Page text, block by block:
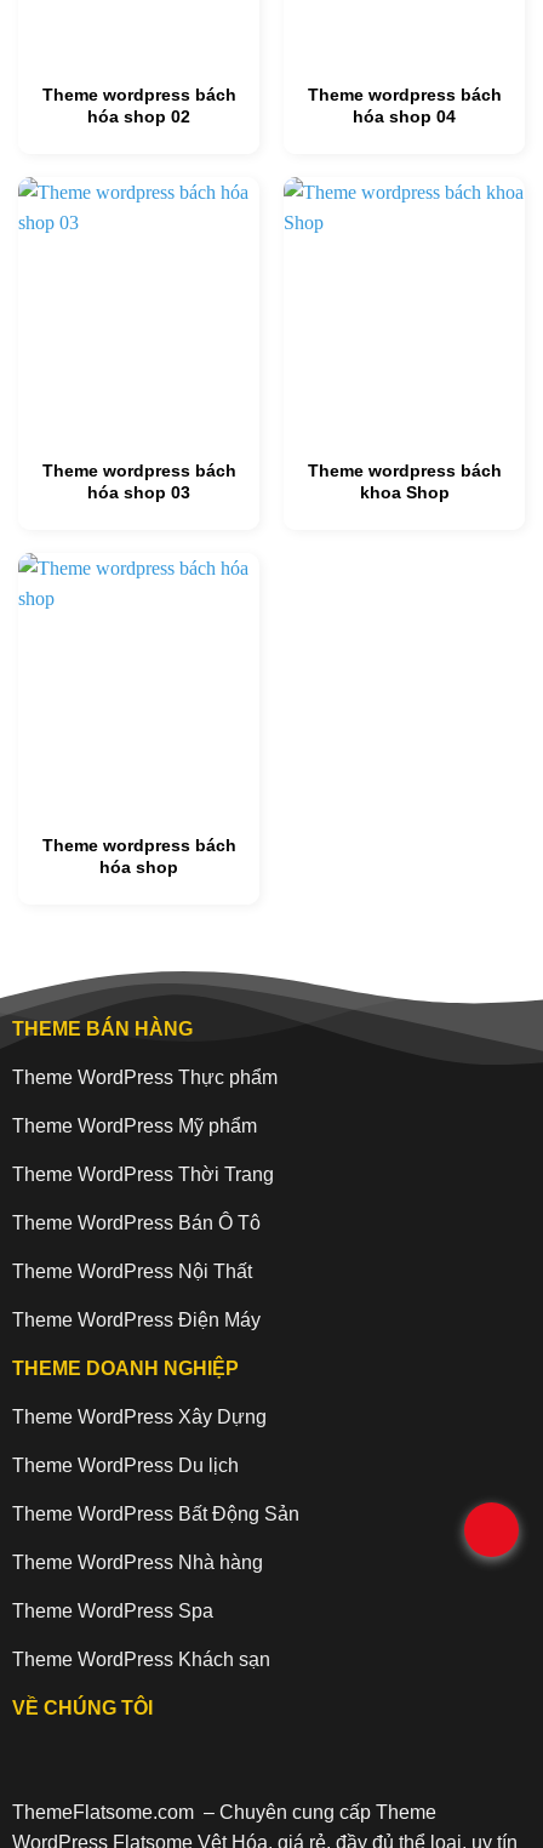
Theme wordpress bách
hóa shop 02
Theme wordpress bách
hóa shop 04
Theme wordpress bách
hóa shop 03
Theme wordpress bách
khoa Shop
Theme wordpress bách
hóa shop
THEME BÁN HÀNG
Theme WordPress Thực phẩm
Theme WordPress Mỹ phẩm
Theme WordPress Thời Trang
Theme WordPress Bán Ô Tô
Theme WordPress Nội Thất
Theme WordPress Điện Máy
THEME DOANH NGHIỆP
Theme WordPress Xây Dựng
Theme WordPress Du lịch
Theme WordPress Bất Động Sản
Theme WordPress Nhà hàng
Theme WordPress Spa
Theme WordPress Khách sạn
VỀ CHÚNG TÔI
ThemeFlatsome.com– Chuyên cung cấp Theme
WordPress Flatsome Vệt Hóa, giá rẻ, đầy đủ thể loại, uy tín